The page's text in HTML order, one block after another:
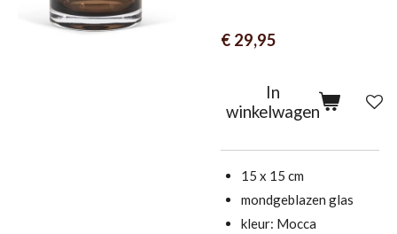
€ 29,95
In
winkelwagen
15 x 15 cm
mondgeblazen glas
kleur: Mocca